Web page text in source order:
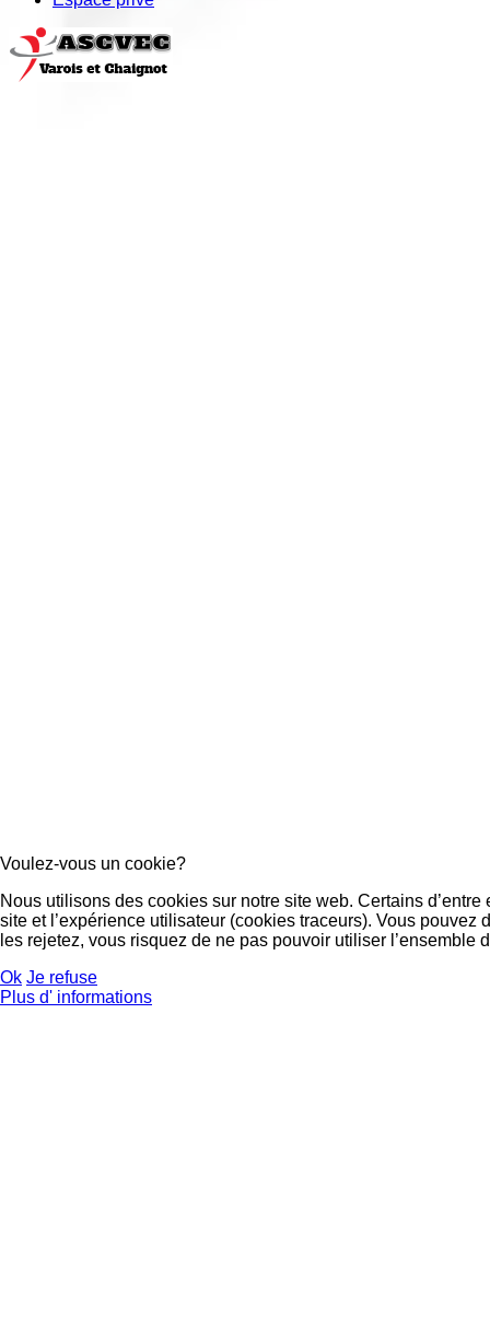
Voulez-vous un cookie?
Nous utilisons des cookies sur notre site web. Certains
site et l’expérience utilisateur (cookies traceurs). Vous
les rejetez, vous risquez de ne pas pouvoir utiliser l’ensemble
Ok Je refuse
Plus d' informations